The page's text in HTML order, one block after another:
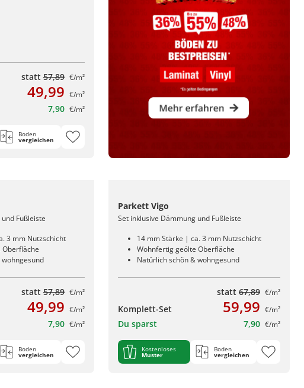
statt 57,89 €/m²
49,99 €/m²
7,90 €/m²
Boden
vergleichen
Fußleiste
3 mm Nutzschicht
statt 57,89 €/m²
49,99 €/m²
7,90 €/m²
Boden
vergleichen
Parkett Vigo
Set inklusive Dämmung und Fußleiste
14 mm Stärke | ca. 3 mm Nutzschicht
Wohnfertig geölte Oberfläche
Natürlich schön & wohngesund
statt 67,89 €/m²
Komplett-Set 59,99 €/m²
Du sparst 7,90 €/m²
Kostenloses
Muster
Boden
vergleichen